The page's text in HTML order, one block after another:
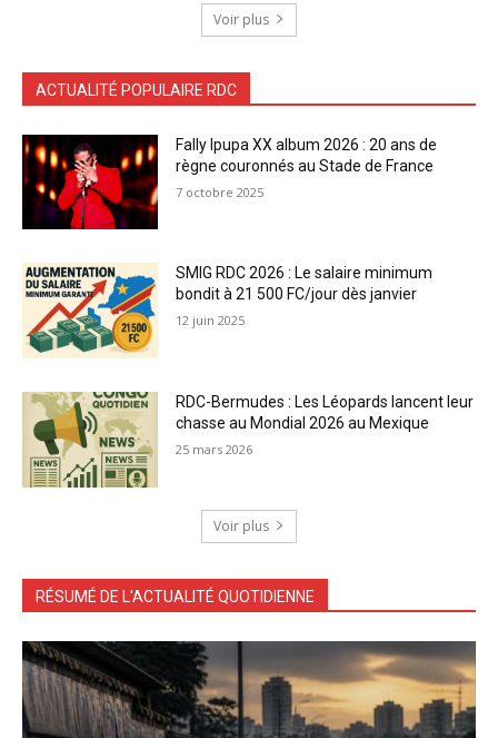
Voir plus
ACTUALITÉ POPULAIRE RDC
Fally Ipupa XX album 2026 : 20 ans de
règne couronnés au Stade de France
7 octobre 2025
SMIG RDC 2026 : Le salaire minimum
bondit à 21 500 FC/jour dès janvier
12 juin 2025
RDC-Bermudes : Les Léopards lancent leur
chasse au Mondial 2026 au Mexique
25 mars 2026
Voir plus
RÉSUMÉ DE L'ACTUALITÉ QUOTIDIENNE